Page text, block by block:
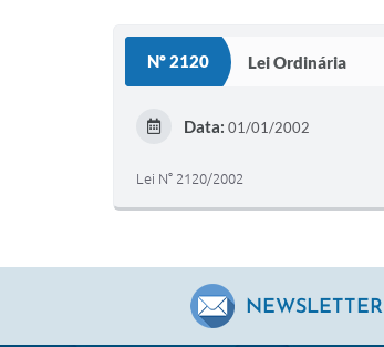
Nº 2120 Lei Ordinária
Data: 01/01/2002
Lei N° 2120/2002
NEWSLETTER